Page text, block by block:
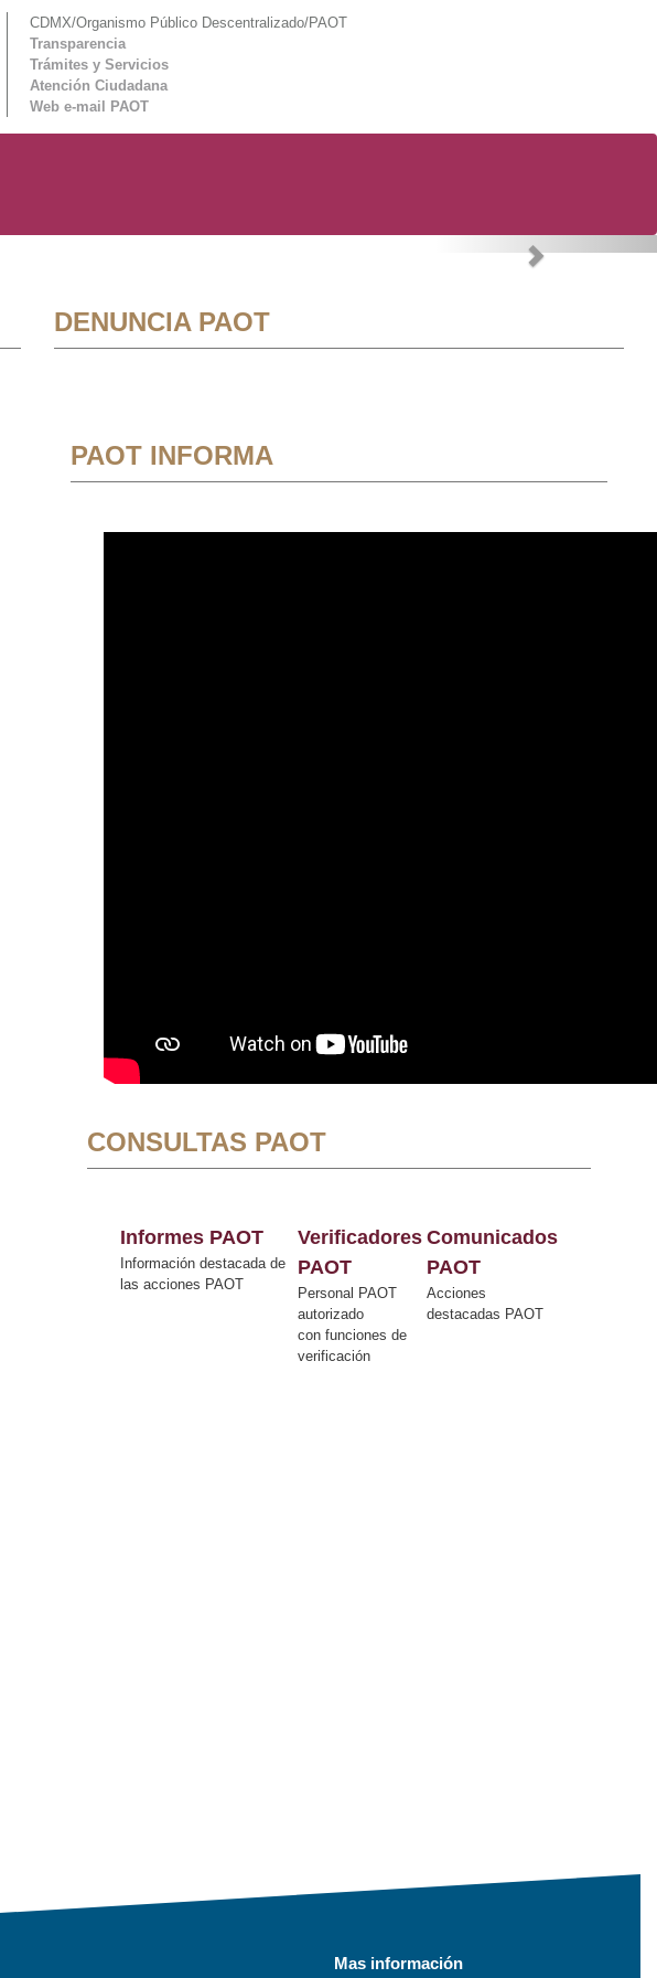
CDMX/Organismo Público Descentralizado/PAOT
Transparencia
Trámites y Servicios
Atención Ciudadana
Web e-mail PAOT
Next
DENUNCIA PAOT
PAOT INFORMA
CONSULTAS PAOT
Informes PAOT
Información destacada de
las acciones PAOT
Verificadores
PAOT
Personal PAOT
autorizado
con funciones de
verificación
Comunicados
PAOT
Acciones
destacadas PAOT
Mas información